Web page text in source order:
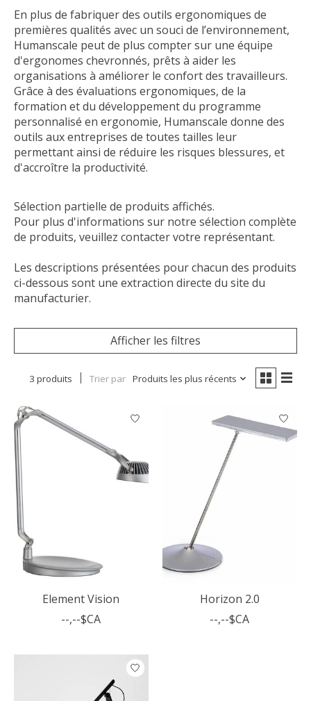
En plus de fabriquer des outils ergonomiques de
premières qualités avec un souci de l’environnement,
Humanscale peut de plus compter sur une équipe
d'ergonomes chevronnés, prêts à aider les
organisations à améliorer le confort des travailleurs.
Grâce à des évaluations ergonomiques, de la
formation et du développement du programme
personnalisé en ergonomie, Humanscale donne des
outils aux entreprises de toutes tailles leur
permettant ainsi de réduire les risques blessures, et
d'accroître la productivité.
Sélection partielle de produits affichés.
Pour plus d'informations sur notre sélection complète
de produits, veuillez contacter votre représentant.
Les descriptions présentées pour chacun des produits
ci-dessous sont une extraction directe du site du
manufacturier.
Afficher les filtres
3 produits Trier par Produits les plus récents
Element Vision
--,--$CA
Horizon 2.0
--,--$CA